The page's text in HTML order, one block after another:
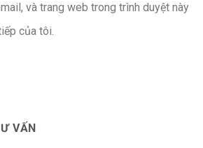
và trang web trong trình duyệt này
của tôi.
VẤN